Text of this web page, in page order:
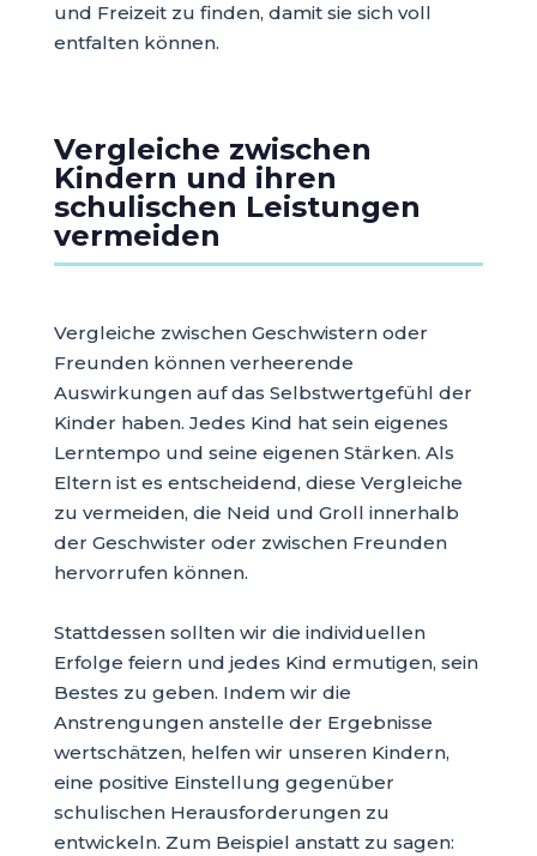
und Freizeit zu finden, damit sie sich voll
entfalten können.
Vergleiche zwischen
Kindern und ihren
schulischen Leistungen
vermeiden
Vergleiche zwischen Geschwistern oder
Freunden können verheerende
Auswirkungen auf das Selbstwertgefühl der
Kinder haben. Jedes Kind hat sein eigenes
Lerntempo und seine eigenen Stärken. Als
Eltern ist es entscheidend, diese Vergleiche
zu vermeiden, die Neid und Groll innerhalb
der Geschwister oder zwischen Freunden
hervorrufen können.
Stattdessen sollten wir die individuellen
Erfolge feiern und jedes Kind ermutigen, sein
Bestes zu geben. Indem wir die
Anstrengungen anstelle der Ergebnisse
wertschätzen, helfen wir unseren Kindern,
eine positive Einstellung gegenüber
schulischen Herausforderungen zu
entwickeln. Zum Beispiel anstatt zu sagen: